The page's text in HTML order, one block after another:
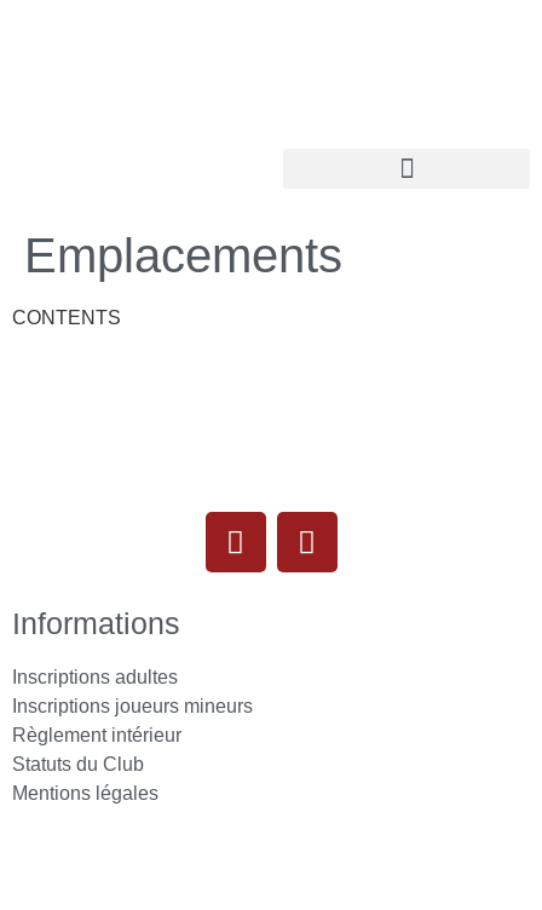
Emplacements
CONTENTS
Informations
Inscriptions adultes
Inscriptions joueurs mineurs
Règlement intérieur
Statuts du Club
Mentions légales